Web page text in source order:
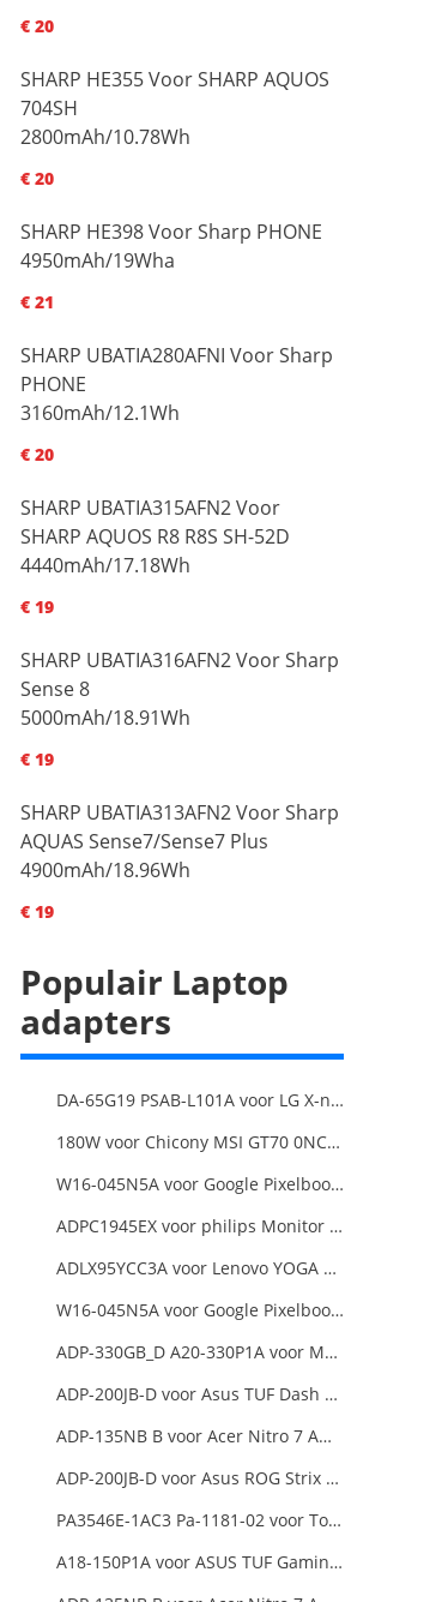
€ 20
SHARP HE355 Voor SHARP AQUOS
704SH
2800mAh/10.78Wh
€ 20
SHARP HE398 Voor Sharp PHONE
4950mAh/19Wha
€ 21
SHARP UBATIA280AFNI Voor Sharp
PHONE
3160mAh/12.1Wh
€ 20
SHARP UBATIA315AFN2 Voor
SHARP AQUOS R8 R8S SH-52D
4440mAh/17.18Wh
€ 19
SHARP UBATIA316AFN2 Voor Sharp
Sense 8
5000mAh/18.91Wh
€ 19
SHARP UBATIA313AFN2 Voor Sharp
AQUAS Sense7/Sense7 Plus
4900mAh/18.96Wh
€ 19
Populair Laptop
adapters
DA-65G19 PSAB-L101A voor LG X-note C500 R410
180W voor Chicony MSI GT70 0NC-011US
W16-045N5A voor Google Pixelbook USB Type-C
ADPC1945EX voor philips Monitor Power Supply
ADLX95YCC3A voor Lenovo YOGA 6 Pro-13IKB YOGA 920
W16-045N5A voor Google Pixelbook USB Type-C
ADP-330GB_D A20-330P1A voor MSI GE68 Raider Power Supply
ADP-200JB-D voor Asus TUF Dash F15 FX516PR ADP-200JB
ADP-135NB B voor Acer Nitro 7 AN715-51-73AJ A715-74G-52B0 Notebook
ADP-200JB-D voor Asus ROG Strix G17 G713IE G713IE-HX002W
PA3546E-1AC3 Pa-1181-02 voor Toshiba X205 180W 19V 9.5A Laptop DC Charger Power Supply
A18-150P1A voor ASUS TUF Gaming FX505DT-EB73